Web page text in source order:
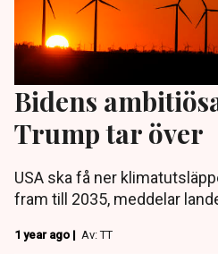
Bidens
Trump tar över
USA ska få ner
fram till 2035, meddelar
1 year ago | Av: TT